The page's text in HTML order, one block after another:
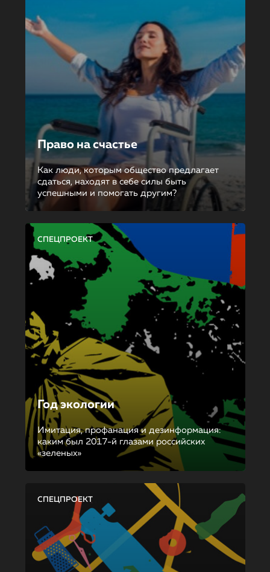
Право на счастье
Как люди, которым общество предлагает
сдаться, находят в себе силы быть
успешными и помогать другим?
СПЕЦПРОЕКТ
Год экологии
Имитация, профанация и дезинформация:
каким был 2017-й глазами российских
«зеленых»
СПЕЦПРОЕКТ